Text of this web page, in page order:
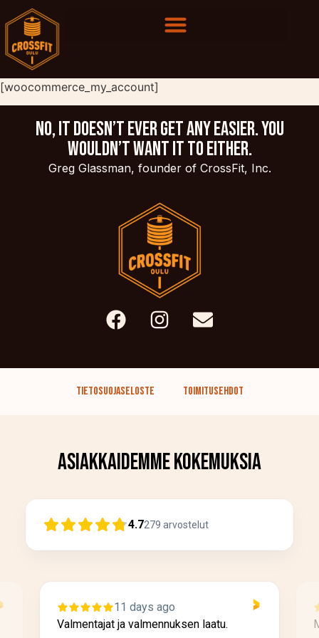
[woocommerce_my_account]
No, it doesn’t ever get any easier. You
wouldn’t want it to either.
Greg Glassman, founder of CrossFit, Inc.
Tietosuojaseloste Toimitusehdot
Asiakkaidemme kokemuksia
4.7279 arvostelut
11 days ago
Valmentajat ja valmennuksen laatu.